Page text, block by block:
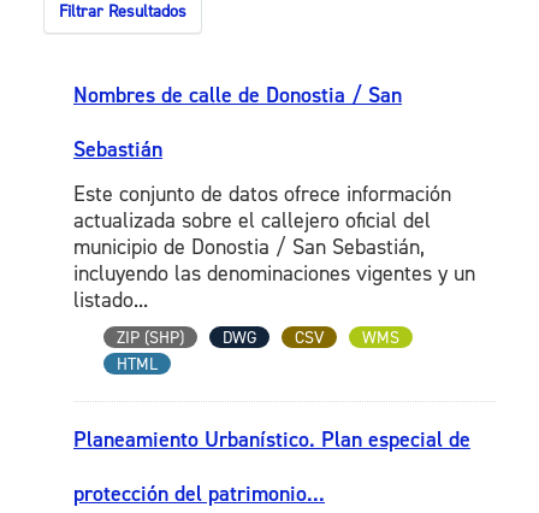
Filtrar Resultados
Nombres de calle de Donostia / San
Sebastián
Este conjunto de datos ofrece información
actualizada sobre el callejero oficial del
municipio de Donostia / San Sebastián,
incluyendo las denominaciones vigentes y un
listado...
ZIP (SHP) DWG CSV
WMS
HTML
Planeamiento Urbanístico. Plan especial de
protección del patrimonio...